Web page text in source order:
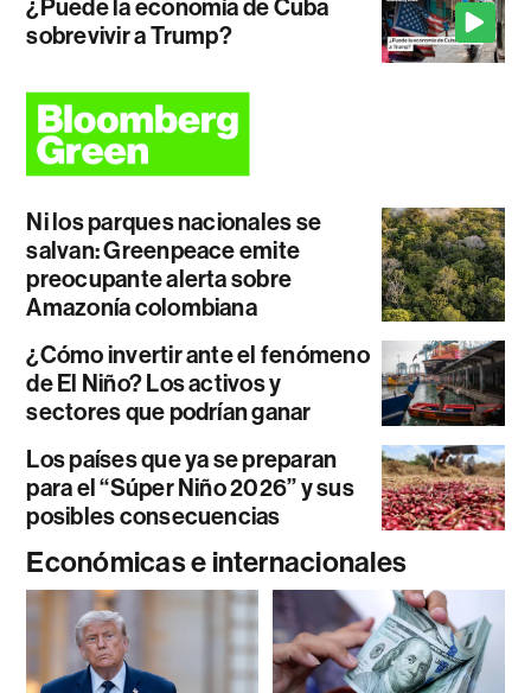
¿Puede la economía de Cuba
sobrevivir a Trump?
Ni los parques nacionales se
salvan: Greenpeace emite
preocupante alerta sobre
Amazonía colombiana
¿Cómo invertir ante el fenómeno
de El Niño? Los activos y
sectores que podrían ganar
Los países que ya se preparan
para el “Súper Niño 2026” y sus
posibles consecuencias
Económicas e internacionales